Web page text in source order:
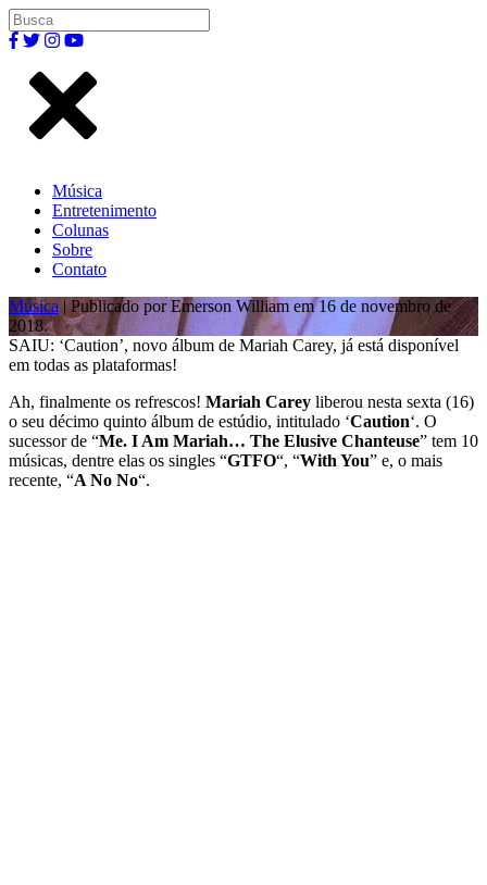
Música
Entretenimento
Colunas
Sobre
Contato
Música | Publicado por Emerson William em 16 de novembro de
2018.
SAIU: ‘Caution’, novo álbum de Mariah Carey, já está disponível
em todas as plataformas!
Ah, finalmente os refrescos! Mariah Carey liberou nesta sexta (16)
o seu décimo quinto álbum de estúdio, intitulado ‘Caution‘. O
sucessor de “Me. I Am Mariah… The Elusive Chanteuse” tem 10
músicas, dentre elas os singles “GTFO“, “With You” e, o mais
recente, “A No No“.